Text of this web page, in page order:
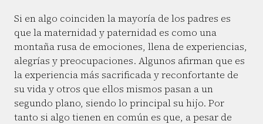
Si en algo coinciden la mayoría de los padres es
que la maternidad y paternidad es como una
montaña rusa de emociones, llena de experiencias,
alegrías y preocupaciones. Algunos afirman que es
la experiencia más sacrificada y reconfortante de
su vida y otros que ellos mismos pasan a un
segundo plano, siendo lo principal su hijo. Por
tanto si algo tienen en común es que, a pesar de